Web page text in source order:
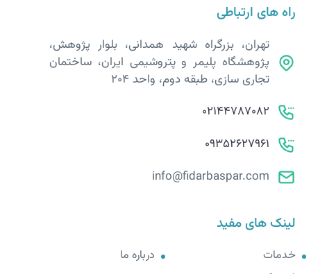
راه های ارتباطی
تهران، بزرگراه شهید همدانی، بلوار پژوهش،
پژوهشگاه پلیمر و پتروشیمی ایران، ساختمان
تجاری سازی، طبقه دوم، واحد 204
02144787082
09352627961
info@fidarbaspar.com
لینک های مفید
خدمات
درباره ما